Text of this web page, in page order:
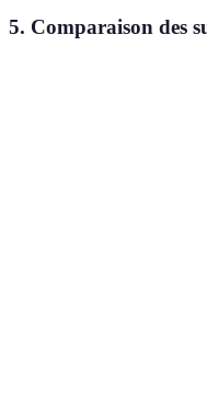
5. Comparaison des